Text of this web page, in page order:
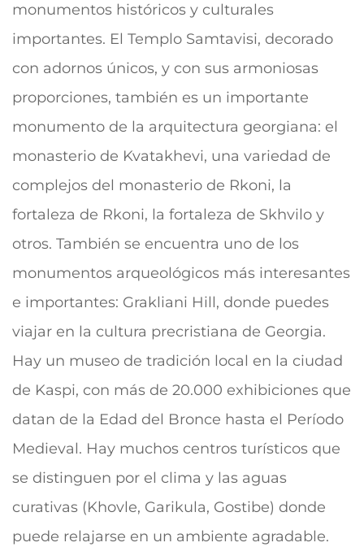
monumentos históricos y culturales
importantes. El Templo Samtavisi, decorado
con adornos únicos, y con sus armoniosas
proporciones, también es un importante
monumento de la arquitectura georgiana: el
monasterio de Kvatakhevi, una variedad de
complejos del monasterio de Rkoni, la
fortaleza de Rkoni, la fortaleza de Skhvilo y
otros. También se encuentra uno de los
monumentos arqueológicos más interesantes
e importantes: Grakliani Hill, donde puedes
viajar en la cultura precristiana de Georgia.
Hay un museo de tradición local en la ciudad
de Kaspi, con más de 20.000 exhibiciones que
datan de la Edad del Bronce hasta el Período
Medieval. Hay muchos centros turísticos que
se distinguen por el clima y las aguas
curativas (Khovle, Garikula, Gostibe) donde
puede relajarse en un ambiente agradable.